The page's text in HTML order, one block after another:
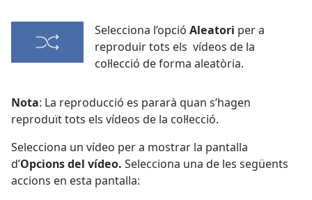
Selecciona l’opció Aleatori per a
reproduir tots els vídeos de la
col·lecció de forma aleatòria.
Nota: La reproducció es pararà quan s’hagen
reproduït tots els vídeos de la col·lecció.
Selecciona un vídeo per a mostrar la pantalla
d’Opcions del vídeo. Selecciona una de les següents
accions en esta pantalla: